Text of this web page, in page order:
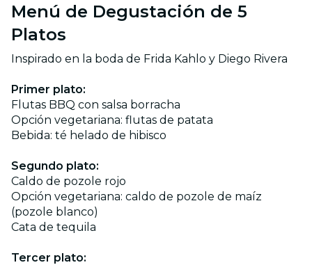
Menú de Degustación de 5
Platos
Inspirado en la boda de Frida Kahlo y Diego Rivera
Primer plato:
Flutas BBQ con salsa borracha
Opción vegetariana: flutas de patata
Bebida: té helado de hibisco
Segundo plato:
Caldo de pozole rojo
Opción vegetariana: caldo de pozole de maíz
(pozole blanco)
Cata de tequila
Tercer plato: